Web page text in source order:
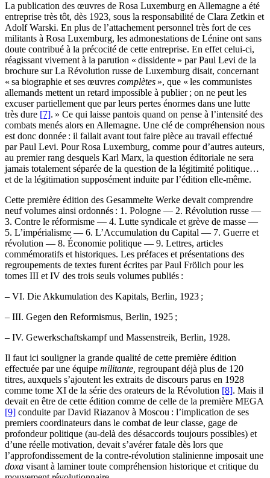
La publication des œuvres de Rosa Luxemburg en Allemagne a été
entreprise très tôt, dès 1923, sous la responsabilité de Clara Zetkin et
Adolf Warski. En plus de l’attachement personnel très fort de ces
militants à Rosa Luxemburg, les admonestations de Lénine ont sans
doute contribué à la précocité de cette entreprise. En effet celui-ci,
réagissant vivement à la parution « dissidente » par Paul Levi de la
brochure sur La Révolution russe de Luxemburg disait, concernant
« sa biographie et ses œuvres complètes », que « les communistes
allemands mettent un retard impossible à publier ; on ne peut les
excuser partiellement que par leurs pertes énormes dans une lutte
très dure [7]. » Ce qui laisse pantois quand on pense à l’intensité des
combats menés alors en Allemagne. Une clé de compréhension nous
est donc donnée : il fallait avant tout faire pièce au travail effectué
par Paul Levi. Pour Rosa Luxemburg, comme pour d’autres auteurs,
au premier rang desquels Karl Marx, la question éditoriale ne sera
jamais totalement séparée de la question de la légitimité politique…
et de la légitimation supposément induite par l’édition elle-même.
Cette première édition des Gesammelte Werke devait comprendre
neuf volumes ainsi ordonnés : 1. Pologne — 2. Révolution russe —
3. Contre le réformisme — 4. Lutte syndicale et grève de masse —
5. L’impérialisme — 6. L’Accumulation du Capital — 7. Guerre et
révolution — 8. Économie politique — 9. Lettres, articles
commémoratifs et historiques. Les préfaces et présentations des
regroupements de textes furent écrites par Paul Frölich pour les
tomes III et IV des trois seuls volumes publiés :
– VI. Die Akkumulation des Kapitals, Berlin, 1923 ;
– III. Gegen den Reformismus, Berlin, 1925 ;
– IV. Gewerkschaftskampf und Massenstreik, Berlin, 1928.
Il faut ici souligner la grande qualité de cette première édition
effectuée par une équipe militante, regroupant déjà plus de 120
titres, auxquels s’ajoutent les extraits de discours parus en 1928
comme tome XI de la série des orateurs de la Révolution [8]. Mais il
devait en être de cette édition comme de celle de la première MEGA
[9] conduite par David Riazanov à Moscou : l’implication de ses
premiers coordinateurs dans le combat de leur classe, gage de
profondeur politique (au-delà des désaccords toujours possibles) et
d’une réelle motivation, devait s’avérer fatale dès lors que
l’approfondissement de la contre-révolution stalinienne imposait une
doxa visant à laminer toute compréhension historique et critique du